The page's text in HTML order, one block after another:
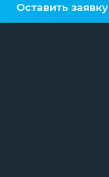
Оставить заявку